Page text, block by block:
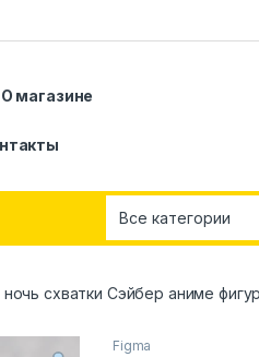
О магазине
схватки Сэйбер аниме
Figma